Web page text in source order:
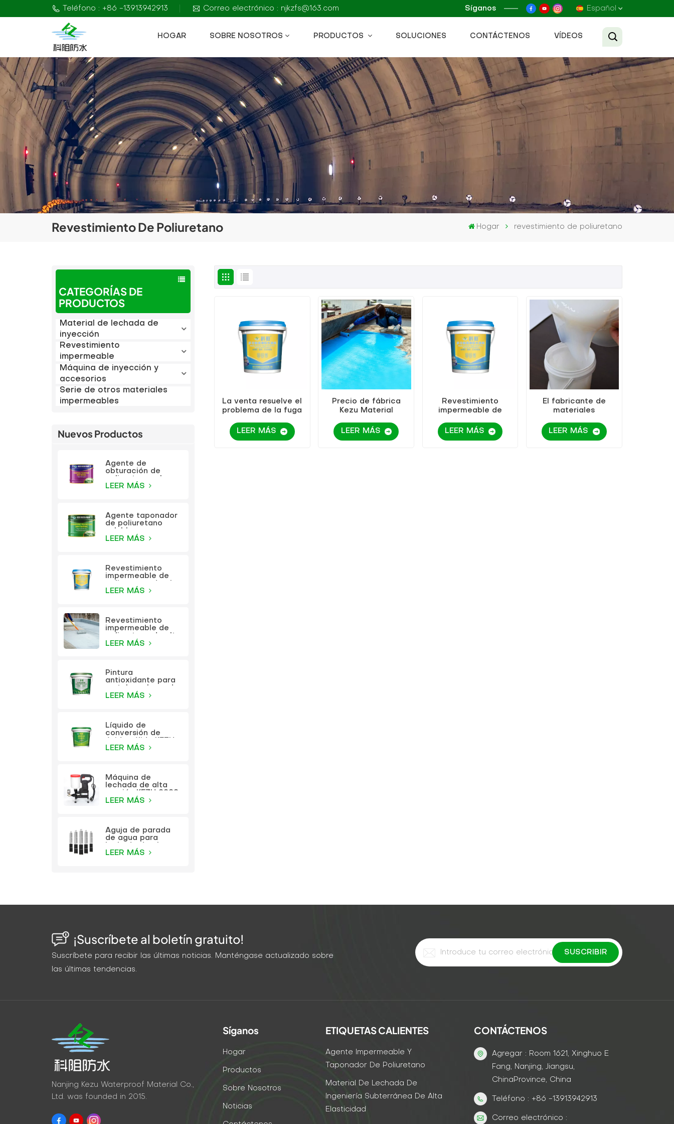
Teléfono : +86 -13913942913 Correo electrónico : njkzfs@163.com Síganos Español
Français
Русский
HOGAR SOBRE NOSOTROS PRODUCTOS SOLUCIONES CONTÁCTENOS VÍDEOS
Revestimiento De Poliuretano Hogar revestimiento de poliuretano
CATEGORÍAS DE
PRODUCTOS
Material de lechada de
inyección
Revestimiento
impermeable
Máquina de inyección y
accesorios
Serie de otros materiales
impermeables
Nuevos Productos
Agente de
obturación de
de aceite KEZU
LEER MÁS
Agente taponador
de poliuretano
KEZU
LEER MÁS
Revestimiento
impermeable de
elasticidad
LEER MÁS
Revestimiento
impermeable de
elasticidad
LEER MÁS
Pintura
antioxidante para
agua KEZU (pintura
LEER MÁS
Líquido de
conversión de
(imprimación
LEER MÁS
Máquina de
lechada de alta
LEER MÁS
Aguja de parada
de agua para
presión KEZU
LEER MÁS
La venta resuelve el
problema de la fuga
recubrimiento
impermeable de
LEER MÁS
Precio de fábrica
Kezu Material
revestimiento de
reparación de grietas
LEER MÁS
Revestimiento
impermeable de
elasticidad
multifunción
LEER MÁS
El fabricante de
materiales
un agente
impermeable invisible
LEER MÁS
¡Suscríbete al boletín gratuito!
Suscríbete para recibir las últimas noticias. Manténgase actualizado sobre
las últimas tendencias.
Nanjing Kezu Waterproof Material Co.,
Ltd. was founded in 2015.
Síganos
Hogar
Productos
Sobre Nosotros
Noticias
ETIQUETAS CALIENTES
Agente Impermeable Y
Taponador De Poliuretano
Material De Lechada De
Ingeniería Subterránea De Alta
Elasticidad
CONTÁCTENOS
Agregar : Room 1621, Xinghuo E
Fang, Nanjing, Jiangsu,
ChinaProvince, China
Teléfono : +86 -13913942913
Correo electrónico :